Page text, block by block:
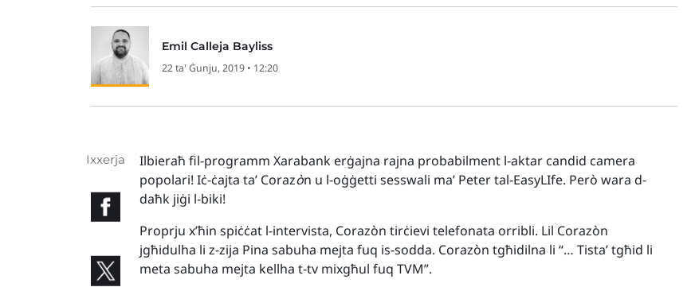
Emil Calleja Bayliss
22 ta' Ġunju, 2019 • 12:20
Ixxerja
Ilbieraħ fil-programm Xarabank erġajna rajna probabilment l-aktar candid camera
popolari! Iċ-ċajta ta’ Corazòn u l-oġġetti sesswali ma’ Peter tal-EasyLIfe. Però wara d-
daħk jiġi l-biki!
Proprju x’ħin spiċċat l-intervista, Corazòn tirċievi telefonata orribli. Lil Corazòn
jgħidulha li z-zija Pina sabuha mejta fuq is-sodda. Corazòn tgħidilna li “… Tista’ tgħid li
meta sabuha mejta kellha t-tv mixgħul fuq TVM”.